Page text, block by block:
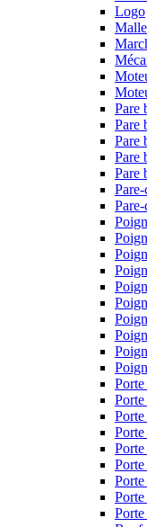
Logo
Pare
Pare
Pare
Pare
Pare